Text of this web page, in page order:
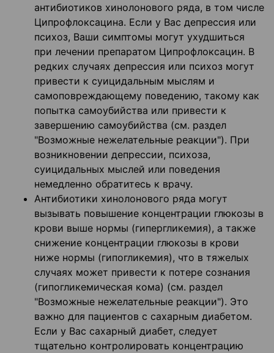
антибиотиков хинолонового ряда, в том числе
Ципрофлоксацина. Если у Вас депрессия или
психоз, Ваши симптомы могут ухудшиться
при лечении препаратом Ципрофлоксацин. В
редких случаях депрессия или психоз могут
привести к суицидальным мыслям и
самоповреждающему поведению, такому как
попытка самоубийства или привести к
завершению самоубийства (см. раздел
"Возможные нежелательные реакции"). При
возникновении депрессии, психоза,
суицидальных мыслей или поведения
немедленно обратитесь к врачу.
Антибиотики хинолонового ряда могут
вызывать повышение концентрации глюкозы в
крови выше нормы (гипергликемия), а также
снижение концентрации глюкозы в крови
ниже нормы (гипогликемия), что в тяжелых
случаях может привести к потере сознания
(гипогликемическая кома) (см. раздел
"Возможные нежелательные реакции"). Это
важно для пациентов с сахарным диабетом.
Если у Вас сахарный диабет, следует
тщательно контролировать концентрацию